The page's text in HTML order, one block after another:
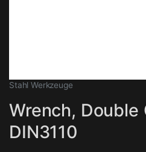
Stahl Werkzeuge
Wrench, Double
DIN3110